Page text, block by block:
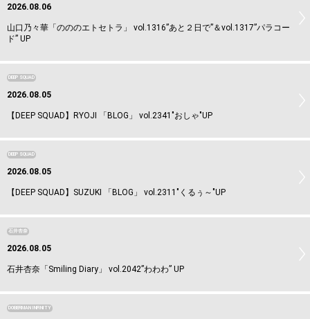
2026.08.06
山口乃々華「のののエトセトラ」 vol.1316”あと２日で”＆vol.1317”パラコー
ド” UP
DEEP SQUAD
2026.08.05
【DEEP SQUAD】RYOJI 「BLOG」 vol.2341"おしゃ"UP
DEEP SQUAD
2026.08.05
【DEEP SQUAD】SUZUKI 「BLOG」 vol.2311"くるぅ～"UP
石井杏奈
2026.08.05
石井杏奈「Smiling Diary」 vol.2042”わわわ” UP
DOBERMAN INFINITY